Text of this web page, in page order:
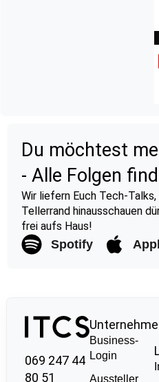
Du möchtest
- Alle Folgen
Wir liefern Euch Tech-
Tellerrand hinausschauen
frei aufs Haus!
Spotify
069 247 44
80 51
Business-
Login
Aussteller